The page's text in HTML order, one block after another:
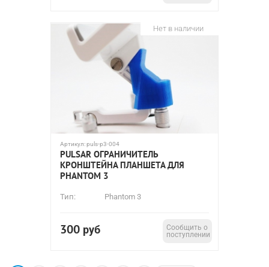
Нет в наличии
Артикул:puls-p3-004
PULSAR ОГРАНИЧИТЕЛЬ
КРОНШТЕЙНА ПЛАНШЕТА ДЛЯ
PHANTOM 3
Тип: Phantom 3
300 руб
Сообщить о
поступлении